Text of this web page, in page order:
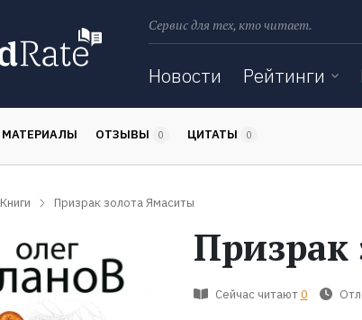
Сервис для тех, кто читает.
Новости Рейтинги
МАТЕРИАЛЫ ОТЗЫВЫ 0 ЦИТАТЫ 0
Книги Призрак золота Ямаситы
Призрак
Сейчас читают 0